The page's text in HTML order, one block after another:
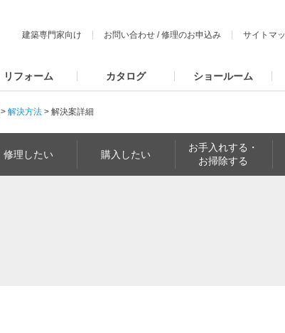
建築専門家向け お問い合わせ /修理のお申込み サイトマ
リフォーム カタログ ショールーム
> 解決方法 > 解決案詳細
修理したい 購入したい
お手入れする・
お掃除する